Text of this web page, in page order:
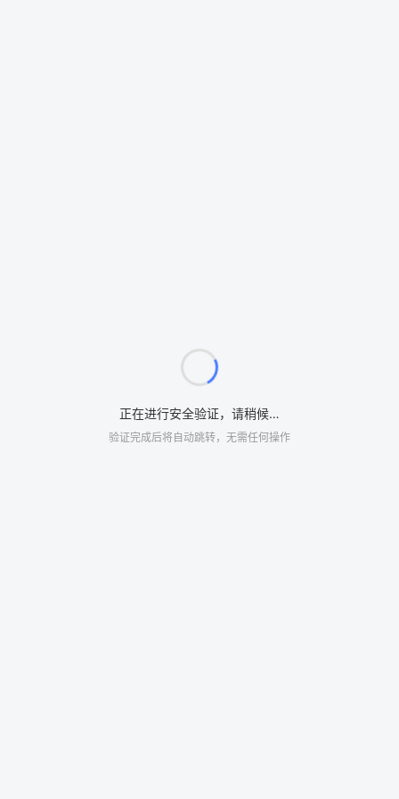
正在进行安全验证，请稍候…
验证完成后将自动跳转，无需任何操作